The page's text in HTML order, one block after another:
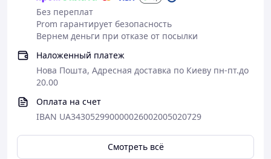
Без переплат
Prom гарантирует безопасность
Вернем деньги при отказе от посылки
Наложенный платеж
Нова Пошта, Адресная доставка по Киеву пн-пт.до
20.00
Оплата на счет
IBAN UA343052990000026002005020729
Смотреть всё